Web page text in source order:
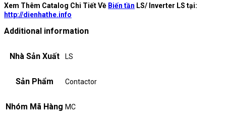
Xem Thêm Catalog Chi Tiết Về Biến tần LS/ Inverter LS tại:
http://dienhathe.info
Additional information
Nhà Sản Xuất LS
Sản Phẩm Contactor
Nhóm Mã Hàng MC